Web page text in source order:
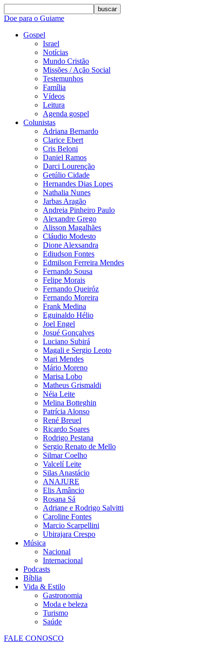
buscar
Doe para o Guiame
Gospel
Israel
Notícias
Mundo Cristão
Missões / Ação Social
Testemunhos
Família
Vídeos
Leitura
Agenda gospel
Colunistas
Adriana Bernardo
Clarice Ebert
Cris Beloni
Daniel Ramos
Darci Lourenção
Getúlio Cidade
Hernandes Dias Lopes
Nathalia Nunes
Jarbas Aragão
Andreia Pinheiro Paulo
Alexandre Grego
Alisson Magalhães
Cláudio Modesto
Dione Alexsandra
Ediudson Fontes
Edmilson Ferreira Mendes
Fernando Sousa
Felipe Morais
Fernando Queiróz
Fernando Moreira
Frank Medina
Eguinaldo Hélio
Joel Engel
Josué Gonçalves
Luciano Subirá
Magali e Sergio Leoto
Mari Mendes
Mário Moreno
Marisa Lobo
Matheus Grismaldi
Néia Leite
Melina Botteghin
Patrícia Alonso
René Breuel
Ricardo Soares
Rodrigo Pestana
Sergio Renato de Mello
Silmar Coelho
Valcelí Leite
Silas Anastácio
ANAJURE
Elis Amâncio
Rosana Sá
Adriane e Rodrigo Salvitti
Caroline Fontes
Marcio Scarpellini
Ubirajara Crespo
Música
Nacional
Internacional
Podcasts
Bíblia
Vida & Estilo
Gastronomia
Moda e beleza
Turismo
Saúde
FALE CONOSCO